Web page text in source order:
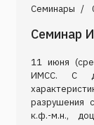
Семинары
Семинар
11 июня
ИМСС. С
разрушения
к.ф.-м.н.,